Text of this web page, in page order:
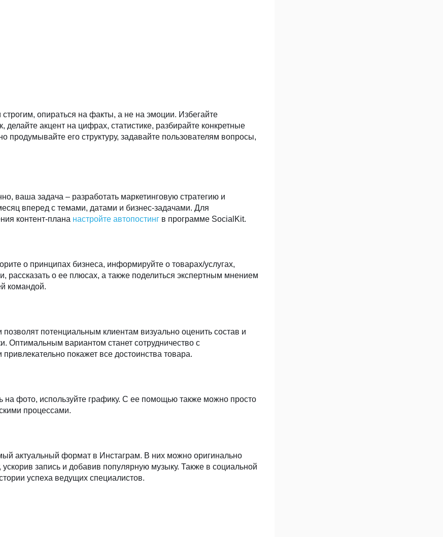
опираться на факты, а не на эмоции. Избегайте
акцент на цифрах, статистике, разбирайте конкретные
продумывайте его структуру, задавайте пользователям вопросы,
ваша задача – разработать маркетинговую стратегию и
вперед с темами, датами и бизнес-задачами. Для
контент-плана настройте автопостинг в программе SocialKit.
о принципах бизнеса, информируйте о товарах/услугах,
рассказать о ее плюсах, а также поделиться экспертным мнением
командой.
потенциальным клиентам визуально оценить состав и
Оптимальным вариантом станет сотрудничество с
покажет все достоинства товара.
на фото, используйте графику. С ее помощью также можно просто
процессами.
актуальный формат в Инстаграм. В них можно оригинально
запись и добавив популярную музыку. Также в социальной
успеха ведущих специалистов.